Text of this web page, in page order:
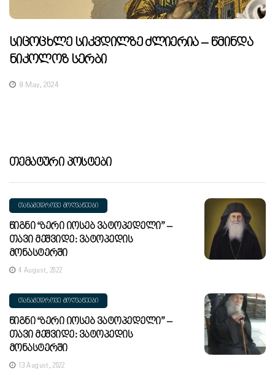
Სიცოცხლე Სიკვდილზე Ძლიერია – Წმინდა
Ნიკოლოზ Სერბი
8 May, 2024
Თემატური Პოსტები
ᲗᲐᲜᲐᲛᲔᲓᲠᲝᲕᲔ ᲛᲝᲦᲕᲐᲬᲔᲔᲑᲘ
Წიგნი “ბერი Იოსებ Ვატოპედელი” –
Თავი Მეშვიდე: Ვატოპედის
Მონასტერში
4 August, 2022
ᲗᲐᲜᲐᲛᲔᲓᲠᲝᲕᲔ ᲛᲝᲦᲕᲐᲬᲔᲔᲑᲘ
Წიგნი “ბერი Იოსებ Ვატოპედელი” –
Თავი Მეშვიდე: Ვატოპედის
Მონასტერში
13 August, 2022